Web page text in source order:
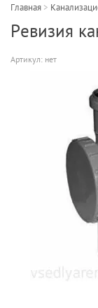
Главная >
Ревизия
Артикул: нет